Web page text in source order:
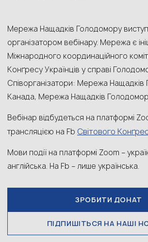
Мережа Нащадків Голодомору
організатором вебінару. Мережа є
Міжнародного координаційного
Конґресу Українців у справі
Cпіворганізатори: Мережа
Канада, Мережа Нащадків
Вебінар відбудеться на платформі
трансляцією на Fb Світового
Мови події на платформі Zoom –
англійська. На Fb – лише українська.
ЗРОБИТИ ДОНАТ
ПІДПИШІТЬСЯ НА НАШІ